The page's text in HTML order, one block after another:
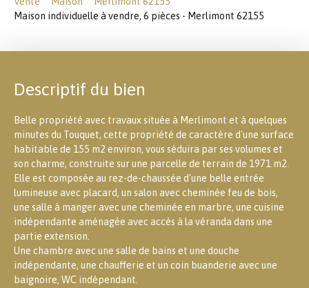
Maison individuelle à vendre, 6 pièces - Merlimont 62155
Descriptif du bien
Belle propriété avec travaux située à Merlimont et à quelques
minutes du Touquet, cette propriété de caractère d'une surface
habitable de 155 m2 environ, vous séduira par ses volumes et
son charme, construite sur une parcelle de terrain de 1971 m2.
Elle est composée au rez-de-chaussée d'une belle entrée
lumineuse avec placard, un salon avec cheminée feu de bois,
une salle à manger avec une cheminée en marbre, une cuisine
indépendante aménagée avec accès à la véranda dans une
partie extension.
Une chambre avec une salle de bains et une douche
indépendante, une chaufferie et un coin buanderie avec une
baignoire, WC indépendant.